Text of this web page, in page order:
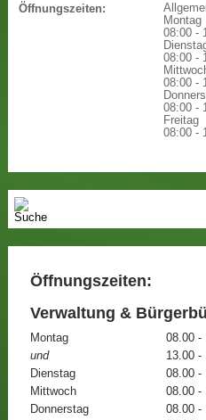
Öffnungszeiten:
Montag
08:00 -
08:00 -
08:00 -
08:00 -
Freitag
08:00 -
Öffnungszeiten:
Verwaltung &
Montag
08.00 -
und
13.00 -
Dienstag
08.00 -
Mittwoch
08.00 -
Donnerstag
08.00 -